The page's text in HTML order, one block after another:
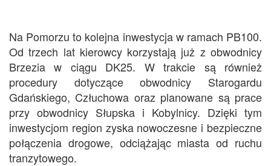
Na Pomorzu to kolejna inwestycja w ramach PB100.
Od trzech lat kierowcy korzystają już z obwodnicy
Brzezia w ciągu DK25. W trakcie są również
procedury dotyczące obwodnicy Starogardu
Gdańskiego, Człuchowa oraz planowane są prace
przy obwodnicy Słupska i Kobylnicy. Dzięki tym
inwestycjom region zyska nowoczesne i bezpieczne
połączenia drogowe, odciążając miasta od ruchu
tranzytowego.